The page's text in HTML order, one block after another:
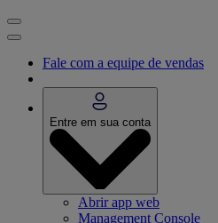
Fale com a equipe de vendas
Entre em sua conta
Abrir app web
Management Console